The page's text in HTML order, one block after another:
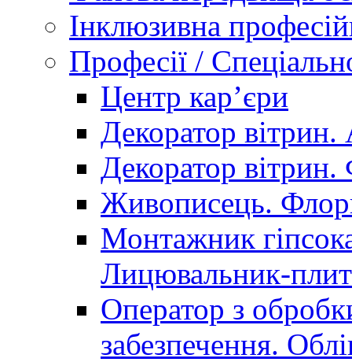
Інклюзивна
Професії /
Центр кар’єри
Декоратор вітрин.
Декоратор вітрин.
Живописець.
Монтажник
Лицювальник-
Оператор з
забезпечення.